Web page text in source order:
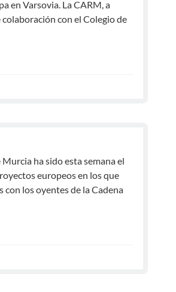
en Varsovia. La CARM, a
con el Colegio de
ha sido esta semana el
europeos en los que
los oyentes de la Cadena